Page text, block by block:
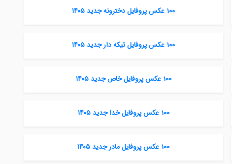
100 عکس پروفایل دخترونه جدید ۱۴۰۵
100 عکس پروفایل تیکه دار جدید ۱۴۰۵
100 عکس پروفایل خاص جدید ۱۴۰۵
100 عکس پروفایل خدا جدید ۱۴۰۵
100 عکس پروفایل مادر جدید ۱۴۰۵